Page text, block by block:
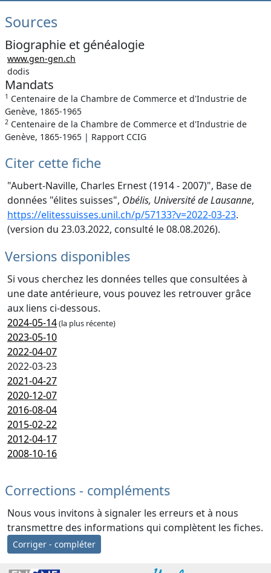
Sources
Biographie et généalogie
www.gen-gen.ch
dodis
Mandats
1 Centenaire de la Chambre de Commerce et d'Industrie de
Genève, 1865-1965
2 Centenaire de la Chambre de Commerce et d'Industrie de
Genève, 1865-1965 | Rapport CCIG
Citer cette fiche
"Aubert-Naville, Charles Ernest (1914 - 2007)", Base de
données "élites suisses", Obélis, Université de Lausanne,
https://elitessuisses.unil.ch/p/57133?v=2022-03-23.
(version du 23.03.2022, consulté le 08.08.2026).
Versions disponibles
Si vous cherchez les données telles que consultées à
une date antérieure, vous pouvez les retrouver grâce
aux liens ci-dessous.
2024-05-14(la plus récente)
2023-05-10
2022-04-07
2022-03-23
2021-04-27
2020-12-07
2016-08-04
2015-02-22
2012-04-17
2008-10-16
Corrections - compléments
Nous vous invitons à signaler les erreurs et à nous
transmettre des informations qui complètent les fiches.
Corriger - compléter